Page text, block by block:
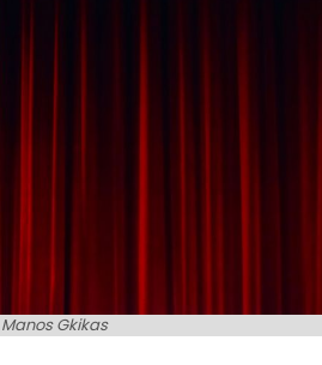
Manos Gkikas